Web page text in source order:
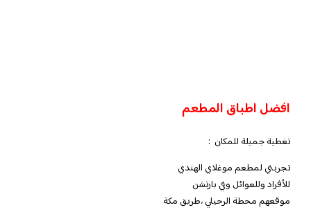
افضل اطباق المطعم
تغطية جميلة للمكان :
تجربتي لمطعم موغلاي الهندي
للأفراد وللعوائل وفي بارتشن
موقعهم محطة الرحيلي ،طريق مكة